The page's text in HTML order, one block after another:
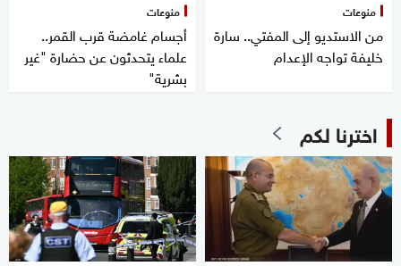
منوعات
من الاستديو إلى المفتي.. سارة
خليفة تواجه الإعدام
منوعات
أجسام غامضة قرب القمر..
علماء يتحدثون عن حضارة "غير
بشرية"
اخترنا لكم